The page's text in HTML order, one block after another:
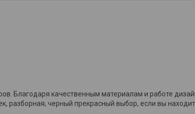
Благодаря качественным материалам и работе
разборная, черный прекрасный выбор, если вы